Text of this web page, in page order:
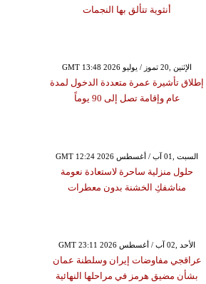
أنثوية تتألق بها النجمات
GMT 13:48 2026 الإثنين ,20 تموز / يوليو
إطلاق تأشيرة عمرة متعددة الدخول لمدة
عام وإقامة تصل إلى 90 يوماً
GMT 12:24 2026 السبت ,01 آب / أغسطس
حلول منزلية ساحرة لاستعادة نعومة
مناشفكِ الخشنة بدون معطرات
GMT 23:11 2026 الأحد ,02 آب / أغسطس
عراقجي مفاوضات إيران وسلطنة عمان
بشأن مضيق هرمز في مراحلها النهائية